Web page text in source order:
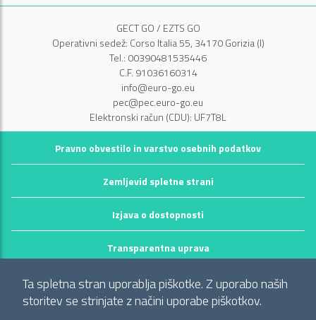
Ta spletna stran uporablja piškotke. Z uporabo naših
storitev se strinjate z načini uporabe piškotkov.
GECT GO / EZTS GO
Operativni sedež: Corso Italia 55, 34170 Gorizia (I)
Tel.: 00390481535446
C.F. 91036160314
info@euro-go.eu
pec@pec.euro-go.eu
Elektronski račun (CDU): UF7T8L
Pravno obvestilo in varstvo osebnih podatkov
Zemljevid spletne strani
Izjava o dostopnosti
Transparentna uprava
©2026 GECT GO / EZTS GO
Realizzato da infoFactory Web Agency.